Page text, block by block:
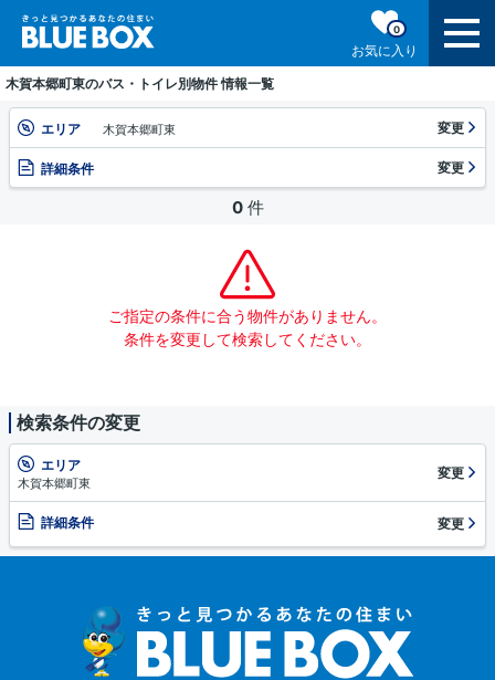
お気に入り
0
木賀本郷町東のバス・トイレ別物件 情報一覧
エリア 木賀本郷町東 変更
詳細条件 変更
0 件
ご指定の条件に合う物件がありません。
条件を変更して検索してください。
検索条件の変更
エリア
木賀本郷町東
変更
詳細条件 変更